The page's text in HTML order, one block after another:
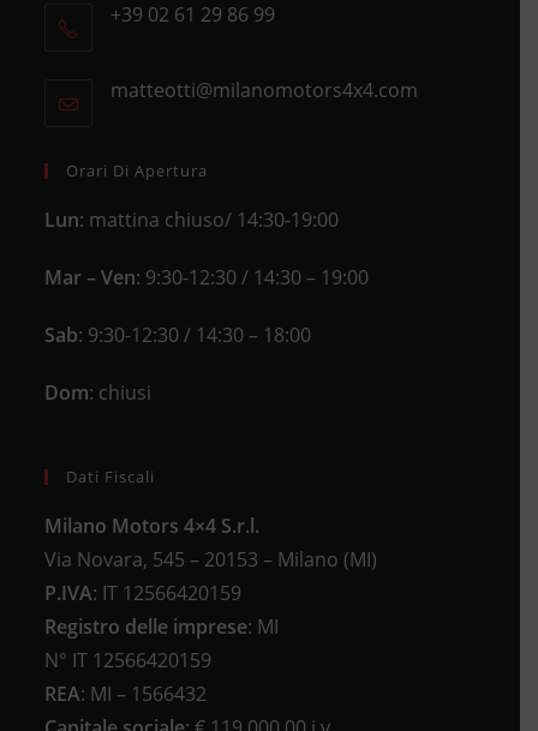
in
+39 02 61 29 86 99
your
matteotti@milanomotors4x4.comOpens
Orari Di Apertura
Lun: mattina chiuso/ 14:30-19:00
Mar – Ven: 9:30-12:30 / 14:30 – 19:00
Sab: 9:30-12:30 / 14:30 – 18:00
Dom: chiusi
Dati Fiscali
Milano Motors 4×4 S.r.l.
Via Novara, 545 – 20153 – Milano (MI)
P.IVA: IT 12566420159
Registro delle imprese: MI
N° IT 12566420159
REA: MI – 1566432